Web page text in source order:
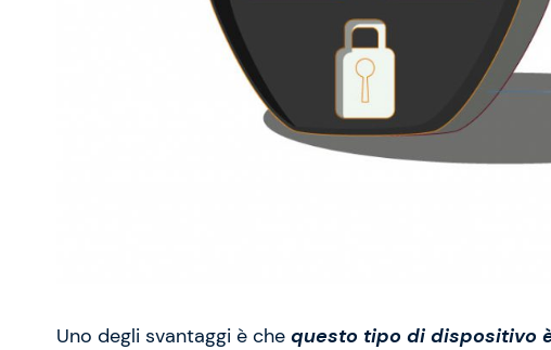
Uno degli svantaggi è che questo tipo di dispositivo